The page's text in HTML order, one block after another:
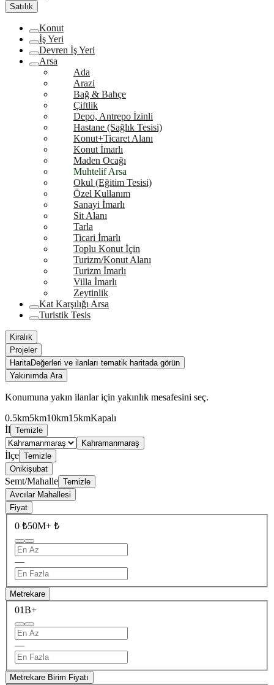
Satılık
Konut
İş Yeri
Devren İş Yeri
Arsa
Ada
Arazi
Bağ & Bahçe
Çiftlik
Depo, Antrepo İzinli
Hastane (Sağlık Tesisi)
Konut+Ticaret Alanı
Konut İmarlı
Maden Ocağı
Muhtelif Arsa
Okul (Eğitim Tesisi)
Özel Kullanım
Sanayi İmarlı
Sit Alanı
Tarla
Ticari İmarlı
Toplu Konut İçin
Turizm/Konut Alanı
Turizm İmarlı
Villa İmarlı
Zeytinlik
Kat Karşılığı Arsa
Turistik Tesis
Kiralık
Projeler
HaritaDeğerleri ve ilanları tematik haritada görün
Yakınımda Ara
Konumuna yakın ilanlar için yakınlık mesafesini seç.
0.5km5km10km15kmKapalı
İl Temizle
Kahramanmaraş
İlçe Temizle
Onikişubat
Semt/Mahalle Temizle
Avcılar Mahallesi
Fiyat
0 ₺50M+ ₺
—
Metrekare
01B+
—
Metrekare Birim Fiyatı